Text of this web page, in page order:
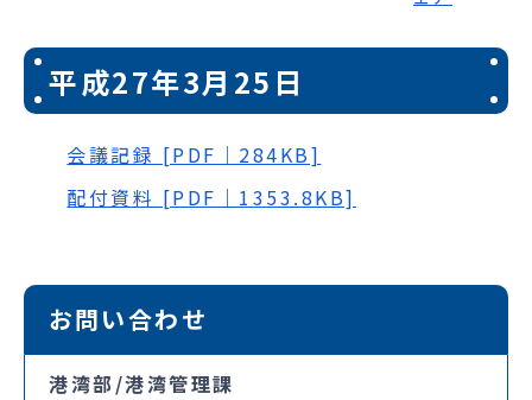
平成27年3月25日
会議記録 [PDF｜284KB]
配付資料 [PDF｜1353.8KB]
お問い合わせ
港湾部/港湾管理課